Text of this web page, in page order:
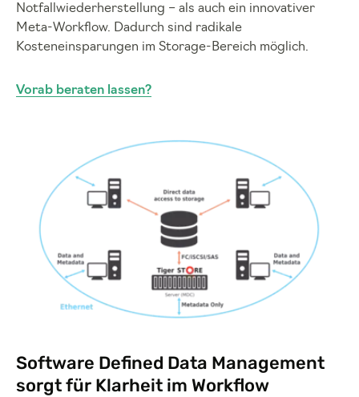
Notfallwiederherstellung – als auch ein innovativer
Meta-Workflow. Dadurch sind radikale
Kosteneinsparungen im Storage-Bereich möglich.
Vorab beraten lassen?
Software Defined Data Management
sorgt für Klarheit im Workflow